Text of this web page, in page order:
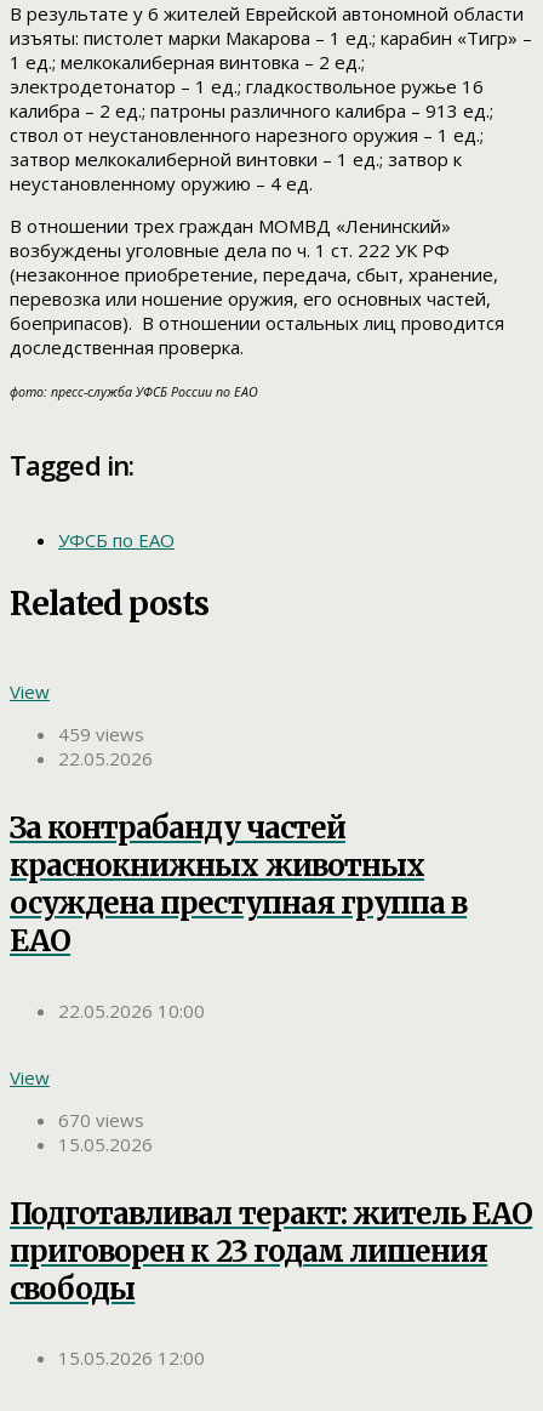
В результате у 6 жителей Еврейской автономной области
изъяты: пистолет марки Макарова – 1 ед.; карабин «Тигр» –
1 ед.; мелкокалиберная винтовка – 2 ед.;
электродетонатор – 1 ед.; гладкоствольное ружье 16
калибра – 2 ед.; патроны различного калибра – 913 ед.;
ствол от неустановленного нарезного оружия – 1 ед.;
затвор мелкокалиберной винтовки – 1 ед.; затвор к
неустановленному оружию – 4 ед.
В отношении трех граждан МОМВД «Ленинский»
возбуждены уголовные дела по ч. 1 ст. 222 УК РФ
(незаконное приобретение, передача, сбыт, хранение,
перевозка или ношение оружия, его основных частей,
боеприпасов). В отношении остальных лиц проводится
доследственная проверка.
фото: пресс-служба УФСБ России по ЕАО
Tagged in:
УФСБ по ЕАО
Related posts
View
459 views
22.05.2026
За контрабанду частей
краснокнижных животных
осуждена преступная группа в
ЕАО
22.05.2026 10:00
View
670 views
15.05.2026
Подготавливал теракт: житель ЕАО
приговорен к 23 годам лишения
свободы
15.05.2026 12:00